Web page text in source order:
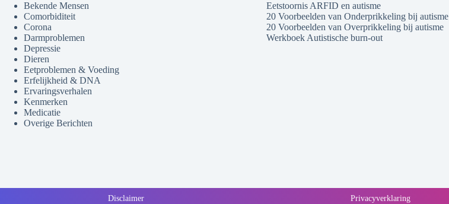
Bekende Mensen
Comorbiditeit
Corona
Darmproblemen
Depressie
Dieren
Eetproblemen & Voeding
Erfelijkheid & DNA
Ervaringsverhalen
Kenmerken
Medicatie
Overige Berichten
Eetstoornis ARFID en autisme
20 Voorbeelden van Onderprikkeling bij autisme
20 Voorbeelden van Overprikkeling bij autisme
Werkboek Autistische burn-out
Disclaimer Privacyverklaring